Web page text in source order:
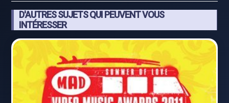
D'AUTRES SUJETS QUI PEUVENT VOUS
INTÉRESSER